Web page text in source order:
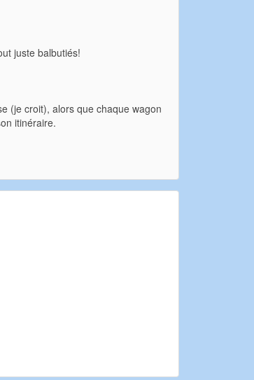
juste balbutiés!
(je croit), alors que chaque wagon
itinéraire.